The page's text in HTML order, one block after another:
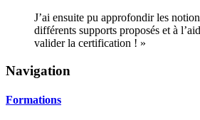
J’ai ensuite pu approfondir les
différents supports proposés et à
valider la certification ! »
Navigation
Formations